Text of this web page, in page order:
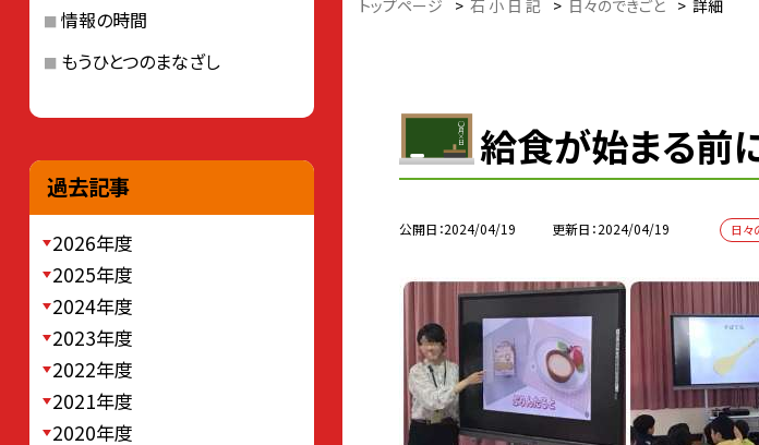
トップページ > 石 小 日 記 > 日々のできごと > 詳細
給食が始まる前
公開日 2024/04/19 更新日 2024/04/19 日々
情報の時間
もうひとつのまなざし
過去記事
2026年度
2025年度
2024年度
2023年度
2022年度
2021年度
2020年度